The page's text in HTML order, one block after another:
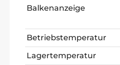
Balkenanzeige
Betriebstemperatur
Lagertemperatur